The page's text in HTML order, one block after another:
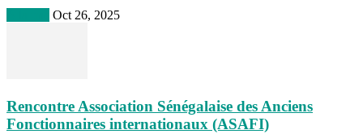
Oct 26, 2025
Rencontre Association Sénégalaise des Anciens
Fonctionnaires internationaux (ASAFI)